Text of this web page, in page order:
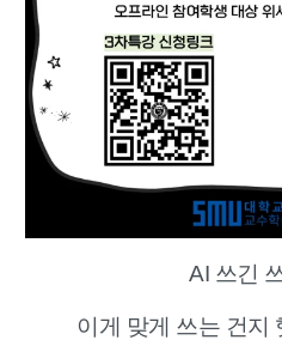
AI 쓰긴
이게 맞게 쓰는 건지